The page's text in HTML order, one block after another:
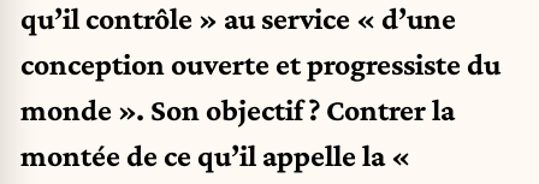
qu’il contrôle » au service « d’une
conception ouverte et progressiste du
monde ». Son objectif ? Contrer la
montée de ce qu’il appelle la «